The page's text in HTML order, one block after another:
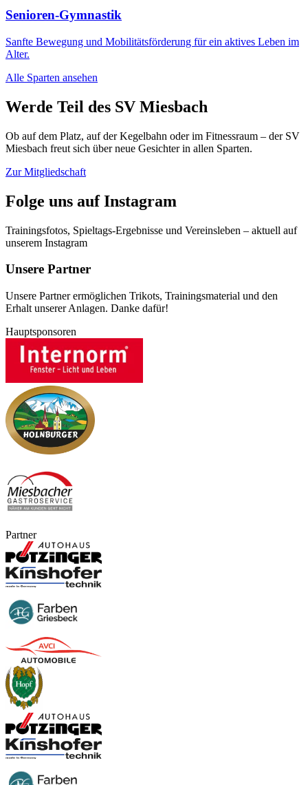
Senioren-Gymnastik
Sanfte Bewegung und Mobilitätsförderung für ein aktives Leben im
Alter.
Alle Sparten ansehen
Werde Teil des SV Miesbach
Ob auf dem Platz, auf der Kegelbahn oder im Fitnessraum – der SV
Miesbach freut sich über neue Gesichter in allen Sparten.
Zur Mitgliedschaft
Folge uns auf Instagram
Trainingsfotos, Spieltags-Ergebnisse und Vereinsleben – aktuell auf
unserem Instagram
Unsere Partner
Unsere Partner ermöglichen Trikots, Trainingsmaterial und den
Erhalt unserer Anlagen. Danke dafür!
Hauptsponsoren
Partner